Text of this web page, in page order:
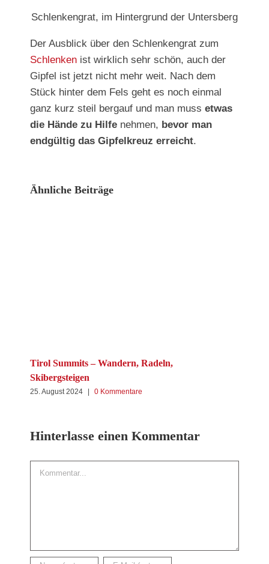
Schlenkengrat, im Hintergrund der Untersberg
Der Ausblick über den Schlenkengrat zum
Schlenken ist wirklich sehr schön, auch der
Gipfel ist jetzt nicht mehr weit. Nach dem
Stück hinter dem Fels geht es noch einmal
ganz kurz steil bergauf und man muss etwas
die Hände zu Hilfe nehmen, bevor man
endgültig das Gipfelkreuz erreicht.
Ähnliche Beiträge
Tirol Summits – Wandern, Radeln,
Skibergsteigen
25. August 2024 0 Kommentare
Hinterlasse einen Kommentar
Kommentar